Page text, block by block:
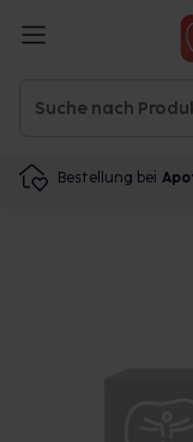
Bestellung bei